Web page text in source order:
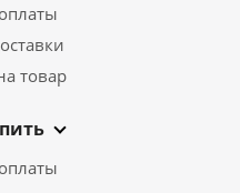
товар